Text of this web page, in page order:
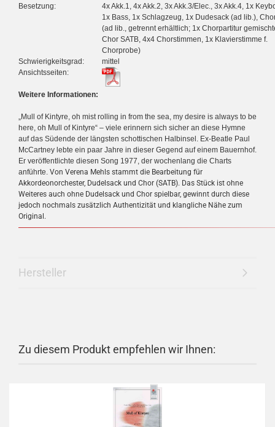
Besetzung:
4x Akk.1, 4x Akk.2, 3x Akk.3/Elec., 3x Akk.4, 1x
1x Bass, 1x Schlagzeug, 1x Dudesack (ad lib.),
(ad lib., getrennt erhältlich; 1x Chorpartitur
Chor SATB, 4x4 Chorstimmen, 1x Klavierstimme f.
Chorprobe)
Schwierigkeitsgrad:
mittel
Ansichtsseiten:
Weitere Informationen:
„Mull of Kintyre, oh mist rolling in from the sea, my desire is always to be
here, oh Mull of Kintyre“ – viele erinnern sich sicher an diese Hymne
auf das Südende der längsten schottischen Halbinsel. Ex-Beatle Paul
McCartney lebte ein paar Jahre in dieser Gegend auf einem Bauernhof.
Er veröffentlichte diesen Song 1977, der wochenlang die Charts
anführte. Von Verena Mehls stammt die Bearbeitung für
Akkordeonorchester, Dudelsack und Chor (SATB). Das Stück ist ohne
Weiteres auch ohne Dudelsack und Chor spielbar, gewinnt durch diese
jedoch nochmals zusätzlich Authentizität und klangliche Nähe zum
Original.
Hersteller
Zu diesem Produkt empfehlen wir Ihnen: